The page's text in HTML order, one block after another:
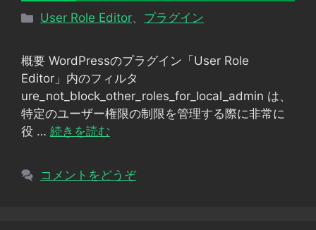
カ
リ
ー
User Role Editor、 プラグイン
概要 WordPressのプラグイン「User Role
Editor」内のフィルタ
ure_not_block_other_roles_for_local_admin は、
特定のユーザー権限の制限を管理する際に非常に
役 … 続きを読む
コメントをどうぞ